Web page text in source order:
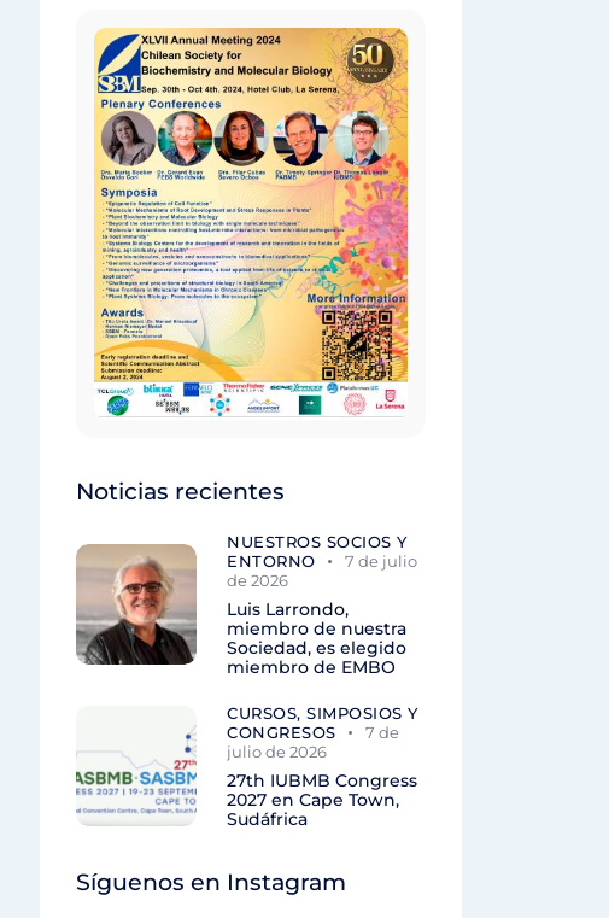
Noticias recientes
NUESTROS SOCIOS Y
ENTORNO
7 de julio
de 2026
Luis Larrondo,
miembro de nuestra
Sociedad, es elegido
miembro de EMBO
CURSOS, SIMPOSIOS Y
CONGRESOS
7 de
julio de 2026
27th IUBMB Congress
2027 en Cape Town,
Sudáfrica
Síguenos en Instagram